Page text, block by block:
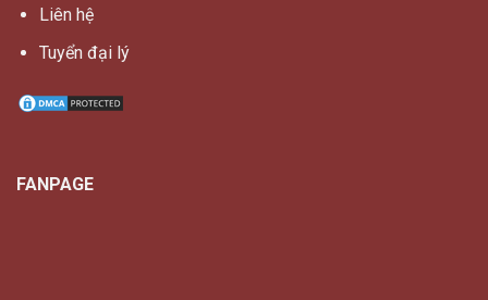
Liên hệ
Tuyển đại lý
FANPAGE